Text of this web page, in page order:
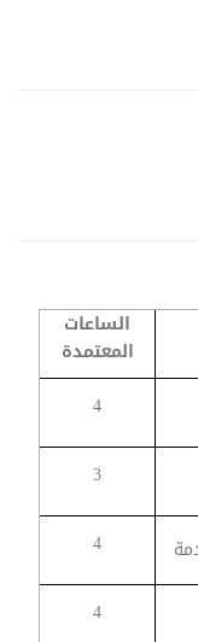
الساعات
المعتمدة
4
3
4
4